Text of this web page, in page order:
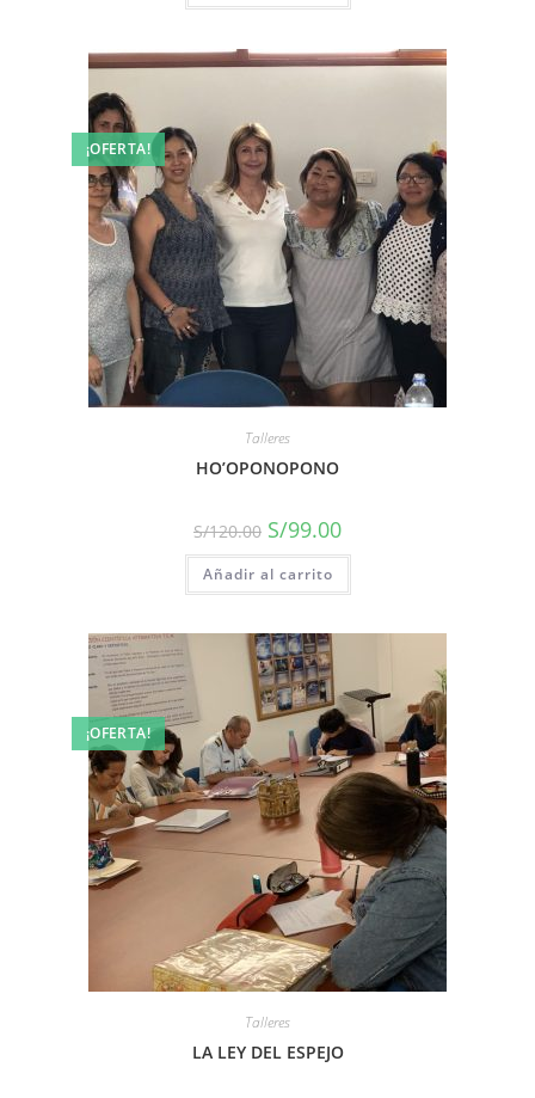
¡OFERTA!
Talleres
HO’OPONOPONO
S/120.00 S/99.00
Añadir al carrito
¡OFERTA!
Talleres
LA LEY DEL ESPEJO